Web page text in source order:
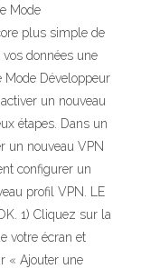
Mode
plus simple de
vos données une
Développeur
un nouveau
étapes. Dans un
un nouveau VPN
configurer un
profil VPN. LE
1) Cliquez sur la
votre écran et
« Ajouter une